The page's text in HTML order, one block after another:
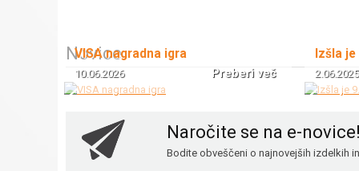
Novice
VISA nagradna igra
10.06.2026 Preberi več
Izšla
2.06.2025
Naročite se na e-novice!
Bodite obveščeni o najnovejših izdelkih